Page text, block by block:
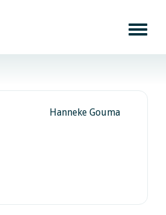
Hanneke Gouma